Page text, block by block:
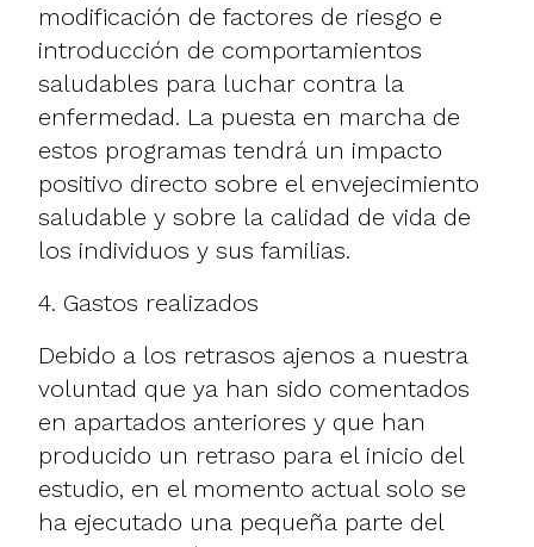
modificación de factores de riesgo e
introducción de comportamientos
saludables para luchar contra la
enfermedad. La puesta en marcha de
estos programas tendrá un impacto
positivo directo sobre el envejecimiento
saludable y sobre la calidad de vida de
los individuos y sus familias.
4. Gastos realizados
Debido a los retrasos ajenos a nuestra
voluntad que ya han sido comentados
en apartados anteriores y que han
producido un retraso para el inicio del
estudio, en el momento actual solo se
ha ejecutado una pequeña parte del